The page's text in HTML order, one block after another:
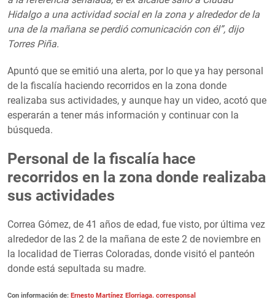
Hidalgo a una actividad social en la zona y alrededor de la
una de la mañana se perdió comunicación con él”, dijo
Torres Piña.
Apuntó que se emitió una alerta, por lo que ya hay personal
de la fiscalía haciendo recorridos en la zona donde
realizaba sus actividades, y aunque hay un video, acotó que
esperarán a tener más información y continuar con la
búsqueda.
Personal de la fiscalía hace
recorridos en la zona donde realizaba
sus actividades
Correa Gómez, de 41 años de edad, fue visto, por última vez
alrededor de las 2 de la mañana de este 2 de noviembre en
la localidad de Tierras Coloradas, donde visitó el panteón
donde está sepultada su madre.
Con información de: Ernesto Martínez Elorriaga. corresponsal